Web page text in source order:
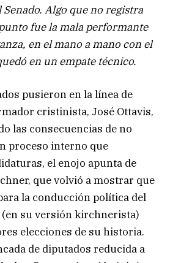
Senado. Algo que no registra
fue la mala performante
en el mano a mano con el
en un empate técnico.
pusieron en la línea de
cristinista, José Ottavis,
las consecuencias de no
proceso interno que
el enojo apunta de
que volvió a mostrar que
la conducción política del
su versión kirchnerista)
elecciones de su historia.
de diputados reducida a